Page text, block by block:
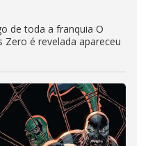
de toda a franquia O
é revelada apareceu